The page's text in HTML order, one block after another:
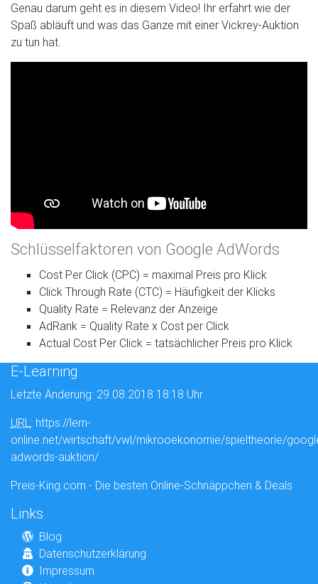
Genau darum geht es in diesem Video! Ihr erfahrt wie der
Spaß abläuft und was das Ganze mit einer Vickrey-Auktion
zu tun hat.
Schlüsselfaktoren von Google AdWords
Cost Per Click (CPC) = maximal Preis pro Klick
Click Through Rate (CTC) = Häufigkeit der Klicks
Quality Rate = Relevanz der Anzeige
AdRank = Quality Rate x Cost per Click
Actual Cost Per Click = tatsächlicher Preis pro Klick
E-Learning
Letzte Änderung: 29.08.2018 18:18 Uhr
URL: https://lern-
online.net/wirtschaft/vwl/mikrooekonomie/spieltheorie/
adwords-auktion/
Preis-King.com - Die besten Online-Schnäppchen & Deals
Links
Blog
Datenschutzerklärung
Impressum